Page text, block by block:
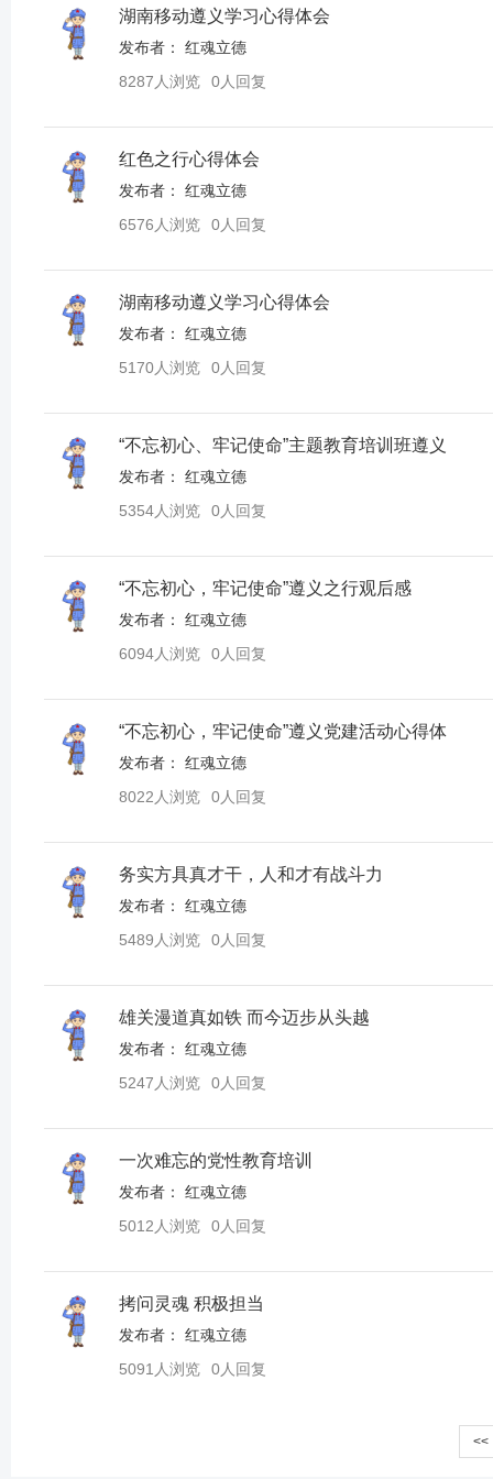
湖南移动遵义学习心得体会
发布者：红魂立德
8287人浏览
0人回复
红色之行心得体会
发布者：红魂立德
6576人浏览
0人回复
湖南移动遵义学习心得体会
发布者：红魂立德
5170人浏览
0人回复
“不忘初心、牢记使命”主题教育培训班遵义
发布者：红魂立德
5354人浏览
0人回复
“不忘初心，牢记使命”遵义之行观后感
发布者：红魂立德
6094人浏览
0人回复
“不忘初心，牢记使命”遵义党建活动心得体
发布者：红魂立德
8022人浏览
0人回复
务实方具真才干，人和才有战斗力
发布者：红魂立德
5489人浏览
0人回复
雄关漫道真如铁 而今迈步从头越
发布者：红魂立德
5247人浏览
0人回复
一次难忘的党性教育培训
发布者：红魂立德
5012人浏览
0人回复
拷问灵魂 积极担当
发布者：红魂立德
5091人浏览
0人回复
<<